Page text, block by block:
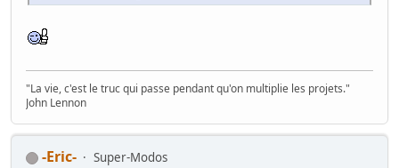
"La vie, c'est le truc qui passe pendant qu'on multiplie les projets."
John Lennon
-Eric-
Super-Modos